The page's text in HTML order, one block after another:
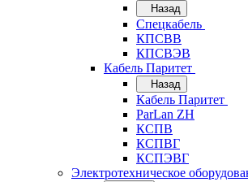
Назад
Спецкабель
КПСВВ
КПСВЭВ
Кабель Паритет
Назад
Кабель Паритет
ParLan ZH
КСПВ
КСПВГ
КСПЭВГ
Электротехническое